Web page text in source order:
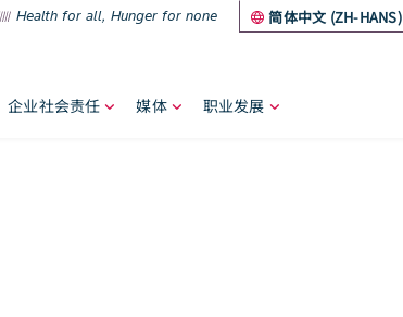
Health for all, Hunger for none 简体中文 (ZH-HANS)
企业社会责任 媒体 职业发展